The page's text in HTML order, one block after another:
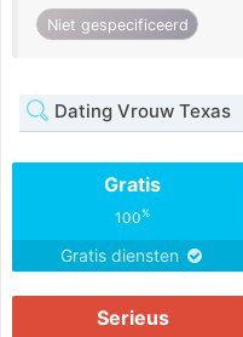
Niet gespecificeerd
Dating Vrouw Texas
Gratis
100%
Gratis diensten
Serieus